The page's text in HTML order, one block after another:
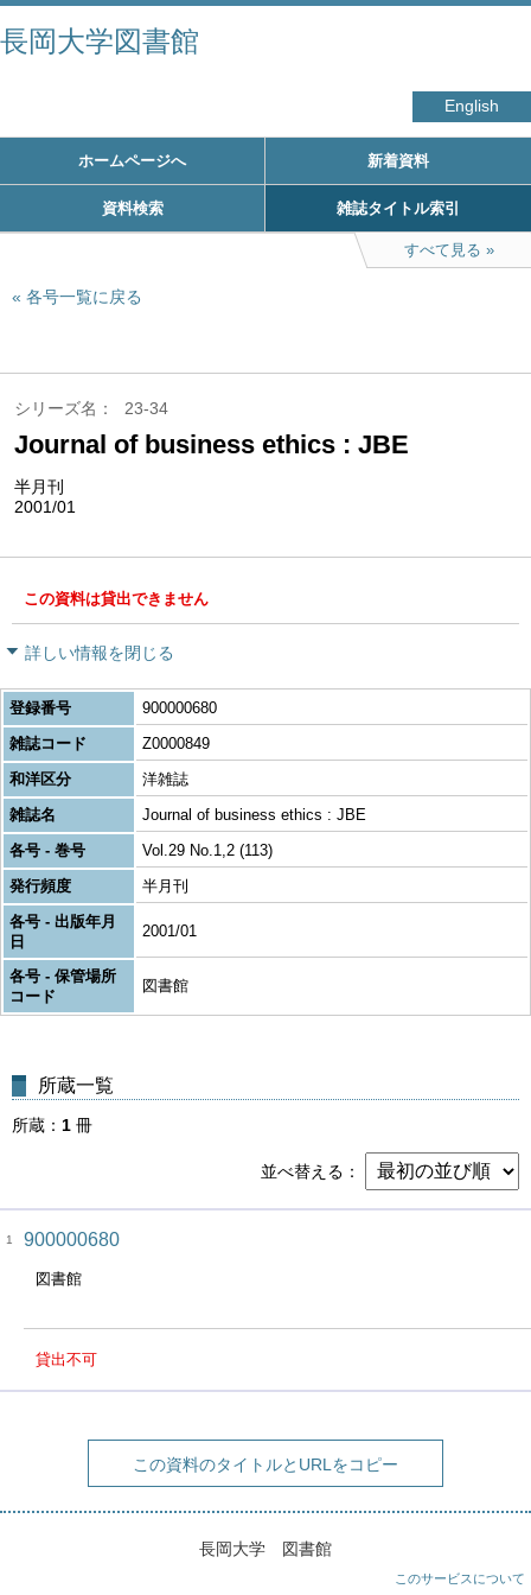
長岡大学図書館
English
ホームページへ 新着資料
資料検索 雑誌タイトル索引
すべて見る
各号一覧に戻る
シリーズ名 23-34
Journal of business ethics : JBE
半月刊
2001/01
この資料は貸出できません
詳しい情報を閉じる
登録番号
900000680
雑誌コード
Z0000849
和洋区分
洋雑誌
雑誌名
Journal of business ethics : JBE
各号 - 巻号
Vol.29 No.1,2 (113)
発行頻度
半月刊
各号 - 出版年月
日
2001/01
各号 - 保管場所
コード
図書館
所蔵一覧
所蔵 1 冊
並べ替える
1 900000680
図書館
貸出不可
この資料のタイトルとURLをコピー
長岡大学 図書館
このサービスについて